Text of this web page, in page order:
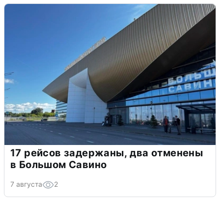
17 рейсов задержаны, два отменены
в Большом Савино
7 августа 2